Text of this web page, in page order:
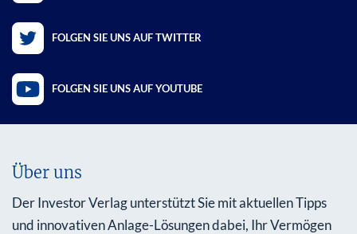
FOLGEN SIE UNS AUF TWITTER
FOLGEN SIE UNS AUF YOUTUBE
Über uns
Der Investor Verlag unterstützt Sie mit aktuellen Tipps
und innovativen Anlage-Lösungen dabei, Ihr Vermögen